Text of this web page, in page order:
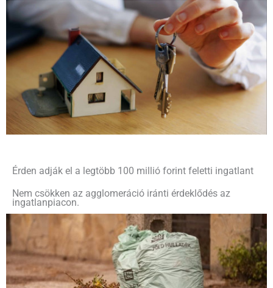
Érden adják el a legtöbb 100 millió forint feletti ingatlant
Nem csökken az agglomeráció iránti érdeklődés az
ingatlanpiacon.